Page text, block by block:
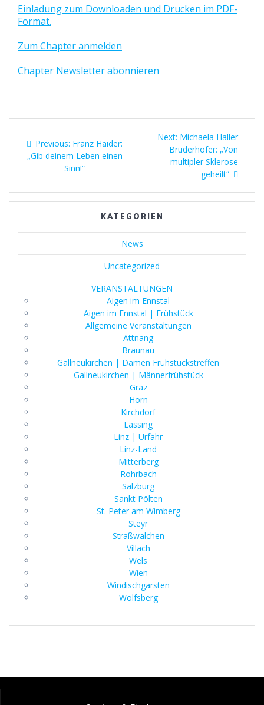
Einladung zum Downloaden und Drucken im PDF-
Format.
Zum Chapter anmelden
Chapter Newsletter abonnieren
Beitragsnavigation
Previous: Previous
post:
Franz Haider:
„Gib deinem Leben einen
Sinn!“
Next: Next
post:
Michaela Haller
Bruderhofer: „Von
multipler Sklerose
geheilt“
KATEGORIEN
News
Uncategorized
VERANSTALTUNGEN
Aigen im Ennstal
Aigen im Ennstal | Frühstück
Allgemeine Veranstaltungen
Attnang
Braunau
Gallneukirchen | Damen Frühstückstreffen
Gallneukirchen | Männerfrühstück
Graz
Horn
Kirchdorf
Lassing
Linz | Urfahr
Linz-Land
Mitterberg
Rohrbach
Salzburg
Sankt Pölten
St. Peter am Wimberg
Steyr
Straßwalchen
Villach
Wels
Wien
Windischgarsten
Wolfsberg